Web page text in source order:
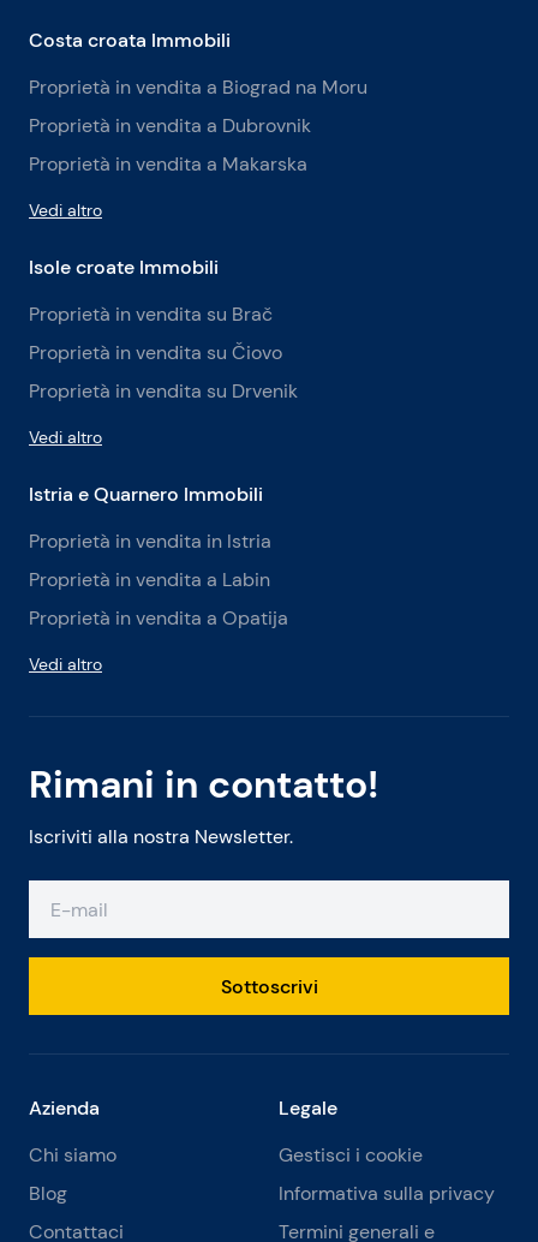
Rimani in contatto!
Iscriviti alla nostra Newsletter.
Sottoscrivi
Costa croata Immobili
Proprietà in vendita a Biograd na Moru
Proprietà in vendita a Dubrovnik
Proprietà in vendita a Makarska
Vedi altro
Isole croate Immobili
Proprietà in vendita su Brač
Proprietà in vendita su Čiovo
Proprietà in vendita su Drvenik
Vedi altro
Istria e Quarnero Immobili
Proprietà in vendita in Istria
Proprietà in vendita a Labin
Proprietà in vendita a Opatija
Vedi altro
Azienda
Chi siamo
Blog
Contattaci
Legale
Gestisci i cookie
Informativa sulla privacy
Termini generali e